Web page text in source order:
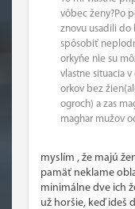
vôbec ženy?Po
znovu usadili do
spôsobiť
orkyňe nie su
vlastne situacia
orkov bez
ogroch) a zas
maghar mužov
myslím , že majú
pamäť neklame
minimálne dve ich
už horšie, keď ideš